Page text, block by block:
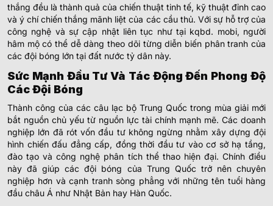
thắng đều là thành quả của chiến thuật tinh tế, kỹ thuật đỉnh cao
và ý chí chiến thắng mãnh liệt của các cầu thủ. Với sự hỗ trợ của
công nghệ và sự cập nhật liên tục như tại kqbd. mobi, người
hâm mộ có thể dễ dàng theo dõi từng diễn biến phân tranh của
các đội bóng lớn tại đất nước tỷ dân này.
Sức Mạnh Đầu Tư Và Tác Động Đến Phong Độ
Các Đội Bóng
Thành công của các câu lạc bộ Trung Quốc trong mùa giải mới
bắt nguồn chủ yếu từ nguồn lực tài chính mạnh mẽ. Các doanh
nghiệp lớn đã rót vốn đầu tư không ngừng nhằm xây dựng đội
hình chiến đấu đẳng cấp, đồng thời đầu tư vào cơ sở hạ tầng,
đào tạo và công nghệ phân tích thể thao hiện đại. Chính điều
này đã giúp các đội bóng của Trung Quốc trở nên chuyên
nghiệp hơn và cạnh tranh sòng phẳng với những tên tuổi hàng
đầu châu Á như Nhật Bản hay Hàn Quốc.